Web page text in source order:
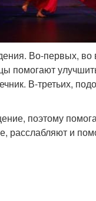
Во-первых,
помогают
В-третьих,
поэтому
и